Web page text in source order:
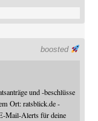
boosted
und -beschlüsse
Ort: ratsblick.de -
Mail-Alerts für deine